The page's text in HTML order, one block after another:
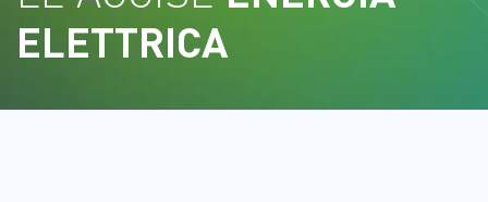
ELETTRICA